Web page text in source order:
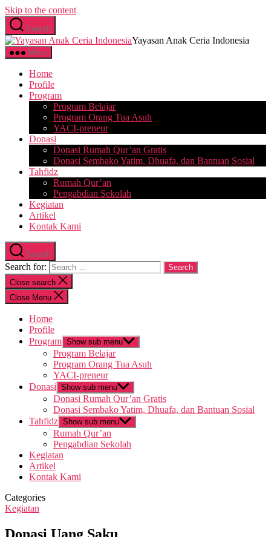
Skip to the content
Search
Yayasan Anak Ceria Indonesia
Menu
Home
Profile
Program
Program Belajar
Program Orang Tua Asuh
YACI-preneur
Donasi
Donasi Rumah Qur’an Gratis
Donasi Sembako Yatim, Dhuafa, dan Bantuan Sosial
Tahfidz
Rumah Qur’an
Pengabdian Sekolah
Kegiatan
Artikel
Kontak Kami
Search
Search for:
Close search
Close Menu
Home
Profile
Program Show sub menu
Program Belajar
Program Orang Tua Asuh
YACI-preneur
Donasi Show sub menu
Donasi Rumah Qur’an Gratis
Donasi Sembako Yatim, Dhuafa, dan Bantuan Sosial
Tahfidz Show sub menu
Rumah Qur’an
Pengabdian Sekolah
Kegiatan
Artikel
Kontak Kami
Categories
Kegiatan